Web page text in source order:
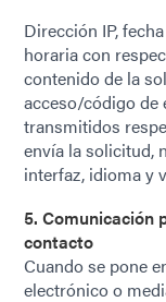
Dirección IP,
horaria con
contenido de la
acceso/código de
transmitidos
envía la solicitud,
interfaz, idioma y
5. Comunicación
contacto
Cuando se pone
electrónico o